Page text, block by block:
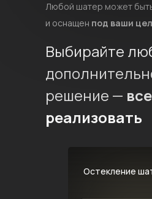
Любой шатер может
и оснащен под ваши
Выбирайте
решение —
реализовать
Остекление